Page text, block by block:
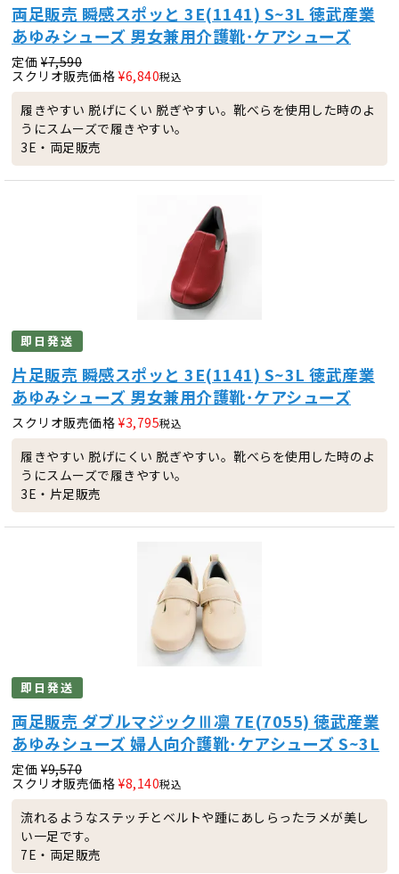
両足販売 瞬感スポッと 3E(1141) S~3L 徳武産業
あゆみシューズ 男女兼用介護靴･ケアシューズ
定価 ¥7,590
スクリオ販売価格 ¥6,840税込
履きやすい 脱げにくい 脱ぎやすい。靴べらを使用した時のよ
うにスムーズで履きやすい。
3E・両足販売
即日発送
片足販売 瞬感スポッと 3E(1141) S~3L 徳武産業
あゆみシューズ 男女兼用介護靴･ケアシューズ
スクリオ販売価格 ¥3,795税込
履きやすい 脱げにくい 脱ぎやすい。靴べらを使用した時のよ
うにスムーズで履きやすい。
3E・片足販売
即日発送
両足販売 ダブルマジックⅢ凛 7E(7055) 徳武産業
あゆみシューズ 婦人向介護靴･ケアシューズ S~3L
定価 ¥9,570
スクリオ販売価格 ¥8,140税込
流れるようなステッチとベルトや踵にあしらったラメが美し
い一足です。
7E・両足販売